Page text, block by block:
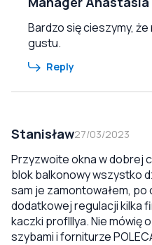
Bardzo się cieszymy,
gustu.
Reply
Stanisław27/03/2023
Przyzwoite okna w dobrej
blok balkonowy wszystko
sam je zamontowałem,
dodatkowej regulacji kilka
kaczki profIllya. Nie mówię
szybami i forniturze